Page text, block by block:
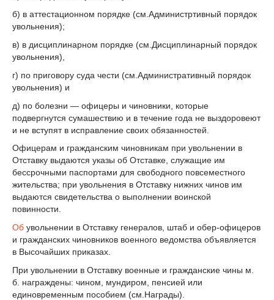
б) в аттестационном порядке (см.Администртивный порядок
увольнения);
в) в дисциплинарном порядке (см.Дисциплинарный порядок
увольнения),
г) по приговору суда чести (см.Административный порядок
увольнения) и
д) по болезни — офицеры и чиновники, которые
подвергнутся сумашествию и в течение года не выздоровеют
и не вступят в исправление своих обязанностей.
Офицерам и гражданским чиновникам при увольнении в
Отставку выдаются указы об Отставке, служащие им
бессрочными паспортами для свободного повсеместного
жительства; при увольнения в Отставку нижних чинов им
выдаются свидетельства о выполнении воинской
повинности.
Об увольнении в Отставку генералов, штаб и обер-офицеров
и гражданских чиновников военного ведомства объявляется
в Высочайших приказах.
При увольнении в Отставку военные и гражданские чины м.
б. награждены: чином, мундиром, пенсией или
единовременным пособием (см.Награды).